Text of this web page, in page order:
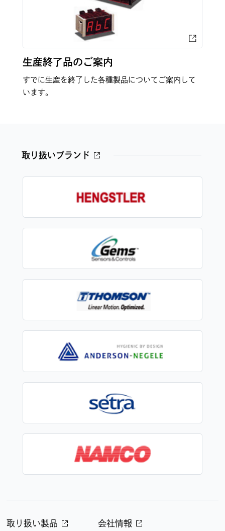
生産終了品のご案内
すでに生産を終了した各種製品についてご案内して
います。
取り扱いブランド
取り扱い製品 会社情報